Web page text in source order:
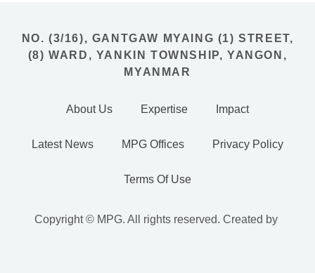
NO. (3/16), GANTGAW MYAING (1) STREET,
(8) WARD, YANKIN TOWNSHIP, YANGON,
MYANMAR
About Us Expertise Impact
Latest News MPG Offices Privacy Policy
Terms Of Use
Copyright © MPG. All rights reserved. Created by